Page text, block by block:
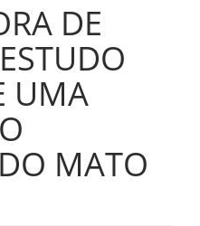
DE
UMA
MATO